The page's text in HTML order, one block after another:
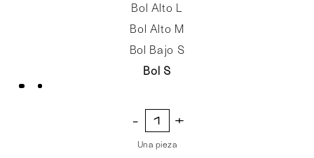
Bol Alto L
Bol Alto M
Bol Bajo S
Bol S
Una pieza